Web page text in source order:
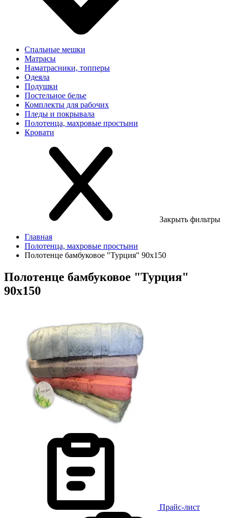
Спальные мешки
Матрасы
Наматрасники, топперы
Одеяла
Подушки
Постельное белье
Комплекты для рабочих
Пледы и покрывала
Полотенца, махровые простыни
Кровати
Закрыть фильтры
Главная
Полотенца, махровые простыни
Полотенце бамбуковое "Турция" 90х150
Полотенце бамбуковое "Турция"
90х150
Прайс-лист